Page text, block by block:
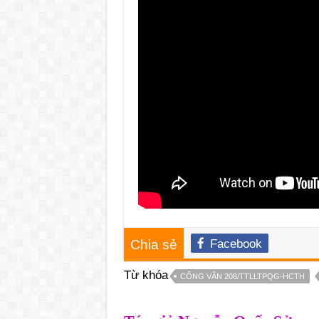
Chia sẻ Facebook
Từ khóa CÔNG VĂN 208/TTLLTPQG-HCTH